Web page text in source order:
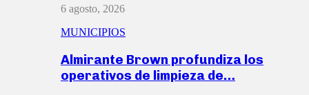
6 agosto, 2026
MUNICIPIOS
Almirante Brown profundiza los
operativos de limpieza de…